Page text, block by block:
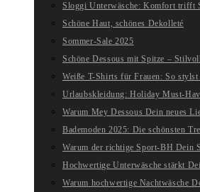
Sloggi Unterwäsche: Komfort trifft
Schöne Haut, schönes Dekolleté
Sommer-Sale 2025
Schöne Dessous mit Spitze –
Weiße T-Shirts für Frauen: So
Urlaubskleidung: Holiday Must-
Warum Mey Dessous Dein neues
Bademoden 2025: Die schönsten
Warum der richtige Sport-BH Dein
Hochwertige Unterwäsche stärkt
Warum hochwertige Nachtwäsche